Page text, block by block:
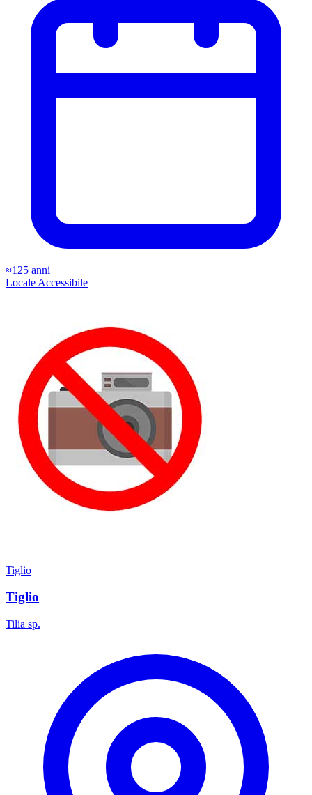
≈125 anni
Locale Accessibile
Tiglio
Tiglio
Tilia sp.